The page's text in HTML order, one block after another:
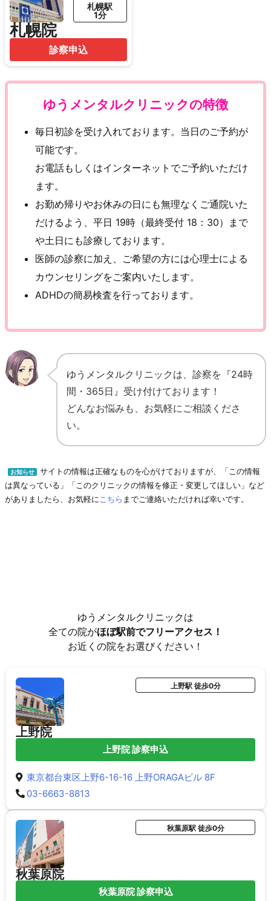
札幌院
札幌駅
1分
診察申込
ゆうメンタルクリニックの特徴
毎日初診を受け入れております。当日のご予約が
可能です。
お電話もしくはインターネットでご予約いただけ
ます。
お勤め帰りやお休みの日にも無理なくご通院いた
だけるよう、平日 19時（最終受付 18：30）まで
や土日にも診療しております。
医師の診察に加え、ご希望の方には心理士による
カウンセリングをご案内いたします。
ADHDの簡易検査を行っております。
ゆうメンタルクリニックは、診察を『24時
間・365日』受け付けております！
どんなお悩みも、お気軽にご相談くださ
い。
お知らせ
サイトの情報は正確なものを心がけておりますが、「この情報
は異なっている」「このクリニックの情報を修正・変更してほしい」など
がありましたら、お気軽に こちら までご連絡いただければ幸いです。
ゆうメンタルクリニックは
全ての院がほぼ駅前でフリーアクセス！
お近くの院をお選びください！
上野院
上野駅 徒歩0分
上野院 診察申込
東京都台東区上野6-16-16 上野ORAGAビル 8F
03-6663-8813
秋葉原院
秋葉原駅 徒歩0分
秋葉原院 診察申込